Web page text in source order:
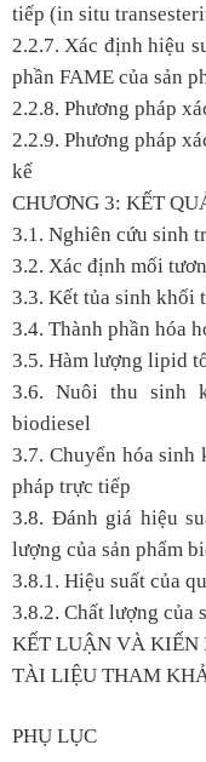
tiếp (in situ
2.2.7. Xác định hiệu
phần FAME của sản
2.2.8. Phương pháp
2.2.9. Phương pháp
kế
CHƯƠNG 3: KẾT
3.1. Nghiên cứu sinh
3.2. Xác định mối
3.3. Kết tủa sinh khối
3.4. Thành phần hóa
3.5. Hàm lượng lipid
3.6. Nuôi thu sinh
biodiesel
3.7. Chuyển hóa sinh
pháp trực tiếp
3.8. Đánh giá hiệu
lượng của sản phẩm
3.8.1. Hiệu suất của
3.8.2. Chất lượng của
KẾT LUẬN VÀ KIẾN
TÀI LIỆU THAM
PHỤ LỤC